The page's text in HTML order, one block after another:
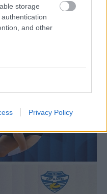
storage
and other
Privacy Policy
ο Δημήτρης
Χατζηνικολάου, με τον
πηγαίνοντας από τον